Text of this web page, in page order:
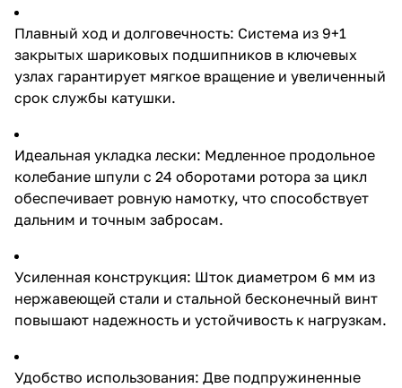
подпружиненные
металлические клипсы для
попадания лески под шпулю и
возможность установки ручки с
универсальной и практичной.
Технические характеристики:
Подшипники: 9+1 закрытого
типа Передаточное отношение:
4,4:1 Диаметр алюминиевой
шпули: 70 мм Компания
Eastshark специализируется на
высококачественных
рыболовных снастей, предлагая
оптовые поставки напрямую от
производителя. Сотрудничая с
нами, вы получаете
продукцию, соответствующую
высоким стандартам качества.
Плавный ход и долговечность: Система из 9+1
закрытых шариковых подшипников в ключевых
узлах гарантирует мягкое вращение и увеличенный
срок службы катушки.
Идеальная укладка лески: Медленное продольное
колебание шпули с 24 оборотами ротора за цикл
обеспечивает ровную намотку, что способствует
дальним и точным забросам.
Усиленная конструкция: Шток диаметром 6 мм из
нержавеющей стали и стальной бесконечный винт
повышают надежность и устойчивость к нагрузкам.
Удобство использования: Две подпружиненные